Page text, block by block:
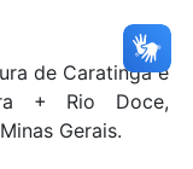
de Caratinga e
+ Rio Doce,
Gerais.